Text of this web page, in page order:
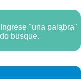
"una palabra"
busque.